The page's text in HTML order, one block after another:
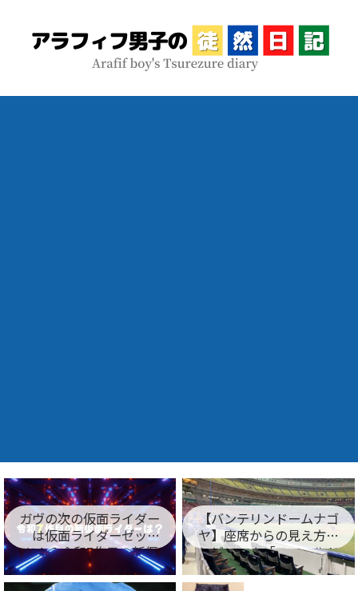
ガヴの次の仮面ライダー
は仮面ライダーゼッ
ツ！？令和7作目の新仮
面ライダー名が判明！
【バンテリンドームナゴ
ヤ】座席からの見え方を
レビュー！「フィールド
シート編」